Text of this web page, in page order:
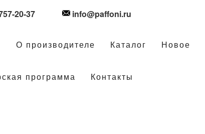
20-37 info@paffoni.ru
О производителе Каталог Новое
программа Контакты